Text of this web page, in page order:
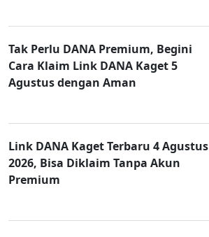
Tak Perlu DANA Premium, Begini
Cara Klaim Link DANA Kaget 5
Agustus dengan Aman
Link DANA Kaget Terbaru 4 Agustus
2026, Bisa Diklaim Tanpa Akun
Premium